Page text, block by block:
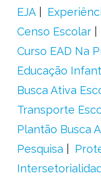
EJA
Censo Escolar
Curso EAD Na
Educação
Busca Ativa
Transporte
Plantão Busca
Pesquisa